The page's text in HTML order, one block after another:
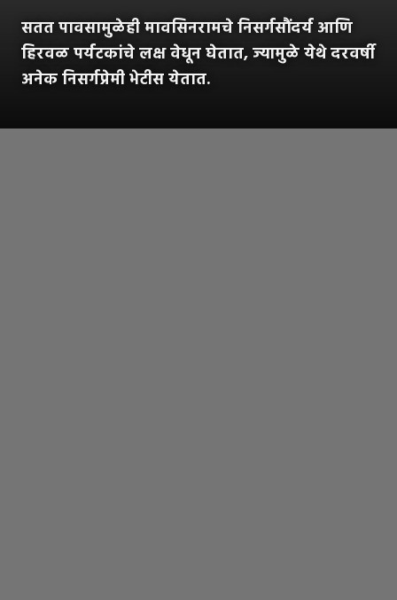
सतत पावसामुळेही मावसिनरामचे निसर्गसौंदर्य आणि
हिरवळ पर्यटकांचे लक्ष वेधून घेतात, ज्यामुळे येथे दरवर्षी
अनेक निसर्गप्रेमी भेटीस येतात.